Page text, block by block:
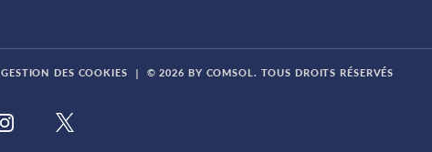
GESTION DES COOKIES | © 2026 BY COMSOL. TOUS DROITS RÉSERVÉS